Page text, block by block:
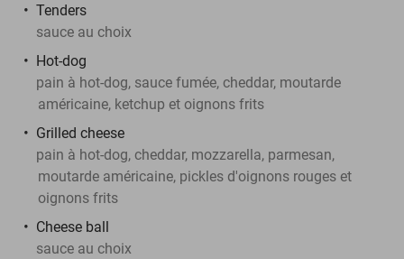
Tenders
sauce au choix
Hot-dog
pain à hot-dog, sauce fumée, cheddar, moutarde
américaine, ketchup et oignons frits
Grilled cheese
pain à hot-dog, cheddar, mozzarella, parmesan,
moutarde américaine, pickles d'oignons rouges et
oignons frits
Cheese ball
sauce au choix